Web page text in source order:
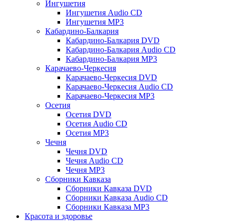
Ингушетия
Ингушетия Audio CD
Ингушетия MP3
Кабардино-Балкария
Кабардино-Балкария DVD
Кабардино-Балкария Audio CD
Кабардино-Балкария MP3
Карачаево-Черкесия
Карачаево-Черкесия DVD
Карачаево-Черкесия Audio CD
Карачаево-Черкесия MP3
Осетия
Осетия DVD
Осетия Audio CD
Осетия MP3
Чечня
Чечня DVD
Чечня Audio CD
Чечня MP3
Сборники Кавказа
Сборники Кавказа DVD
Сборники Кавказа Audio CD
Сборники Кавказа MP3
Красота и здоровье